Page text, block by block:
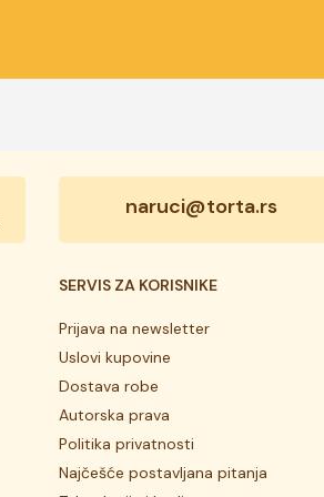
naruci@torta.rs
SERVIS ZA KORISNIKE
Prijava na newsletter
Uslovi kupovine
Dostava robe
Autorska prava
Politika privatnosti
Najčešće postavljana pitanja